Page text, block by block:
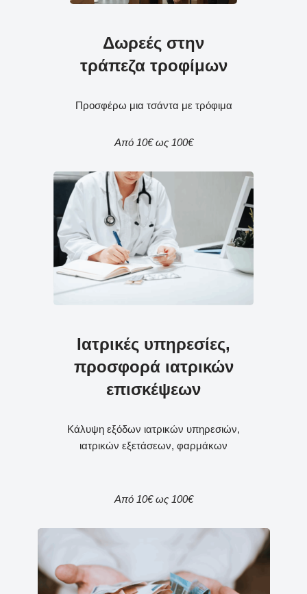
Δωρεές στην
τράπεζα τροφίμων
Προσφέρω μια τσάντα με τρόφιμα
Από 10€ ως 100€
Ιατρικές υπηρεσίες,
προσφορά ιατρικών
επισκέψεων
Κάλυψη εξόδων ιατρικών υπηρεσιών,
ιατρικών εξετάσεων, φαρμάκων
Από 10€ ως 100€